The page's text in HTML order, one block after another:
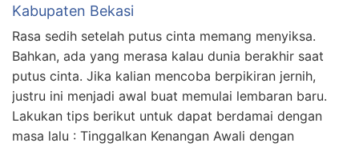
Kabupaten Bekasi
Rasa sedih setelah putus cinta memang menyiksa.
Bahkan, ada yang merasa kalau dunia berakhir saat
putus cinta. Jika kalian mencoba berpikiran jernih,
justru ini menjadi awal buat memulai lembaran baru.
Lakukan tips berikut untuk dapat berdamai dengan
masa lalu : Tinggalkan Kenangan Awali dengan